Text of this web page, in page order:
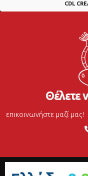
CDL
Θέλετε
επικοινωνήστε μαζί μας!